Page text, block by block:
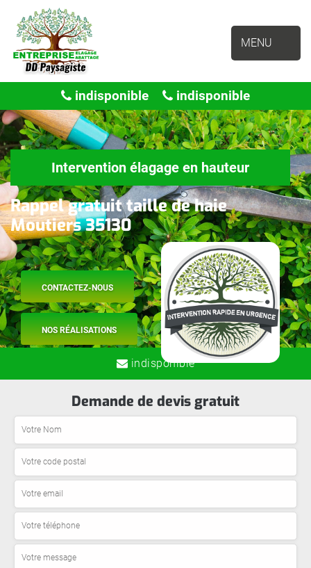
MENU
indisponible indisponible
Intervention élagage en hauteur
Rappel gratuit taille de haie
Moutiers 35130
CONTACTEZ-NOUS
NOS RÉALISATIONS
indisponible
Demande de devis gratuit